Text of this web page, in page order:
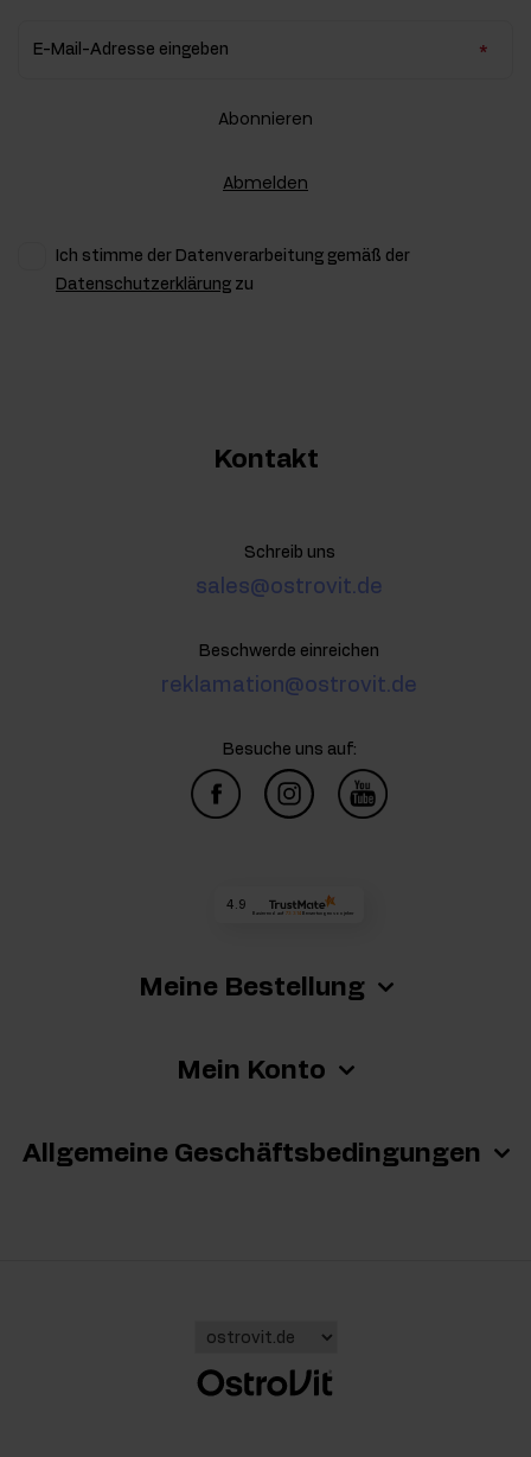
E-Mail-Adresse eingeben
Abonnieren
Abmelden
Ich stimme der Datenverarbeitung gemäß der
Datenschutzerklärung zu
Meine Bestellung
Mein Konto
Allgemeine Geschäftsbedingungen
Kontakt
Schreib uns
sales@ostrovit.de
Beschwerde einreichen
reklamation@ostrovit.de
Besuche uns auf:
4.9
Basierend auf 73 314 Bewertungenvon jeher